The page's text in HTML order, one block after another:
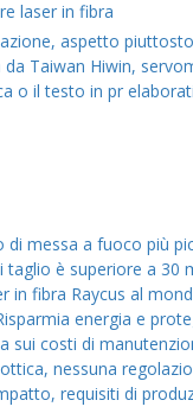
laser in fibra
aspetto
Taiwan Hiwin,
o il testo in pr
di messa a fuoco più
taglio è superiore a 30
in fibra Raycus al
energia e
sui costi di
nessuna
requisiti di